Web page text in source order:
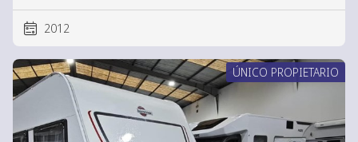
2012
ÚNICO PROPIETARIO